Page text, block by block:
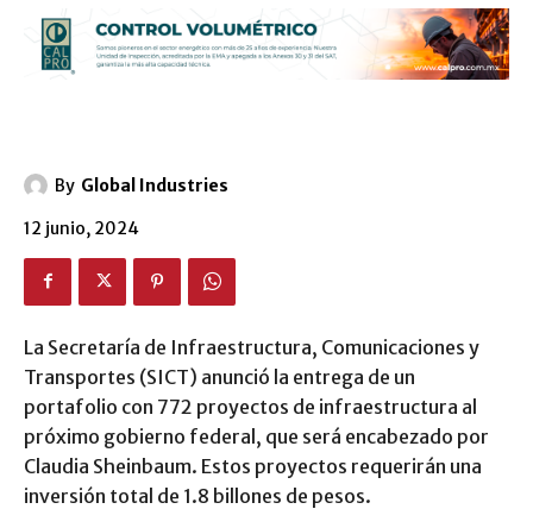
By Global Industries
12 junio, 2024
La Secretaría de Infraestructura, Comunicaciones y
Transportes (SICT) anunció la entrega de un
portafolio con 772 proyectos de infraestructura al
próximo gobierno federal, que será encabezado por
Claudia Sheinbaum. Estos proyectos requerirán una
inversión total de 1.8 billones de pesos.